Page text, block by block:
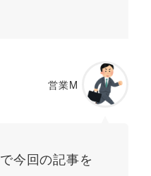
営業M
今回の記事を